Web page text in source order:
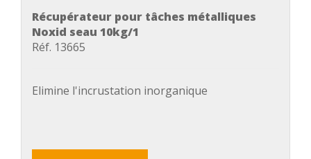
Récupérateur pour tâches métalliques
Noxid seau 10kg/1
Réf. 13665
Elimine l'incrustation inorganique